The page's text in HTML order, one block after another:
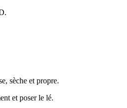
sèche et propre.
et poser le lé.